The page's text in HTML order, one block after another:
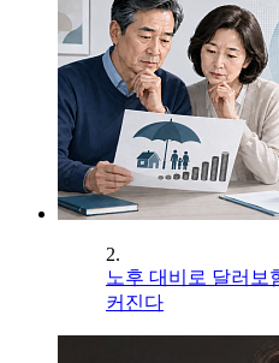
2.
노후 대비로 달러보
커진다